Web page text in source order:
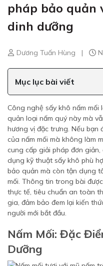
pháp bảo
dinh dưỡng
Dương Tuấn Hùng |
Mục lục bài viết
Công nghệ sấy khô nấm
quản loại nấm quý này mà
hương vị đặc trưng. Nếu bạn
của nấm mối mà không làm
cung cấp giải pháp đơn
dụng kỹ thuật sấy khô phù
bảo quản mà còn tận dụng
mối. Thông tin trong bài
thực tế, tiêu chuẩn an toàn
gia, đảm bảo đem lại kiến
người mới bắt đầu.
Nấm Mối: Đặc
Dưỡng